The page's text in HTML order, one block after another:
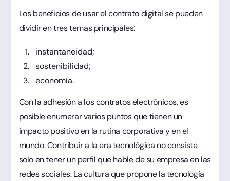
Los beneficios de usar el contrato digital se pueden
dividir en tres temas principales:
instantaneidad;
sostenibilidad;
economía.
Con la adhesión a los contratos electrónicos, es
posible enumerar varios puntos que tienen un
impacto positivo en la rutina corporativa y en el
mundo. Contribuir a la era tecnológica no consiste
solo en tener un perfil que hable de su empresa en las
redes sociales. La cultura que propone la tecnología